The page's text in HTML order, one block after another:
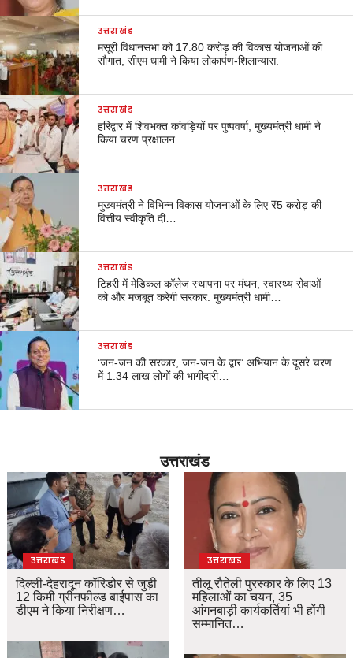
उत्तराखंड
मसूरी विधानसभा को 17.80 करोड़ की विकास योजनाओं की
सौगात, सीएम धामी ने किया लोकार्पण-शिलान्यास.
उत्तराखंड
हरिद्वार में शिवभक्त कांवड़ियों पर पुष्पवर्षा, मुख्यमंत्री धामी ने
किया चरण प्रक्षालन…
उत्तराखंड
मुख्यमंत्री ने विभिन्न विकास योजनाओं के लिए ₹5 करोड़ की
वित्तीय स्वीकृति दी…
उत्तराखंड
टिहरी में मेडिकल कॉलेज स्थापना पर मंथन, स्वास्थ्य सेवाओं
को और मजबूत करेगी सरकार: मुख्यमंत्री धामी…
उत्तराखंड
‘जन-जन की सरकार, जन-जन के द्वार’ अभियान के दूसरे चरण
में 1.34 लाख लोगों की भागीदारी…
उत्तराखंड
उत्तराखंड
दिल्ली-देहरादून कॉरिडोर से जुड़ी
12 किमी ग्रीनफील्ड बाईपास का
डीएम ने किया निरीक्षण…
उत्तराखंड
तीलू रौतेली पुरस्कार के लिए 13
महिलाओं का चयन, 35
आंगनबाड़ी कार्यकर्तियां भी होंगी
सम्मानित…